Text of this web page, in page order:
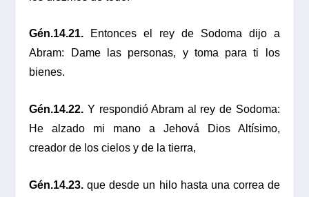
Gén.14.21. Entonces el rey de Sodoma dijo a
Abram: Dame las personas, y toma para ti los
bienes.
Gén.14.22. Y respondió Abram al rey de Sodoma:
He alzado mi mano a Jehová Dios Altísimo,
creador de los cielos y de la tierra,
Gén.14.23. que desde un hilo hasta una correa de